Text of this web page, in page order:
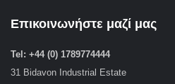
Επικοινωνήστε μαζί μας
Tel: +44 (0) 1789774444
31 Bidavon Industrial Estate